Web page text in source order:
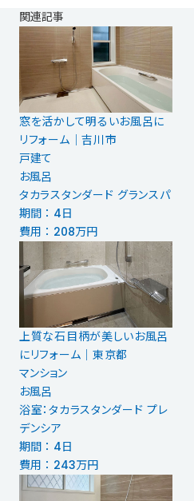
関連記事
窓を活かして明るいお風呂に
リフォーム│吉川市
戸建て
お風呂
タカラスタンダード グランスパ
期間 ： 4日
費用 ： 208万円
上質な石目柄が美しいお風呂
にリフォーム｜東京都
マンション
お風呂
浴室：タカラスタンダード プレ
デンシア
期間 ： 4日
費用 ： 243万円